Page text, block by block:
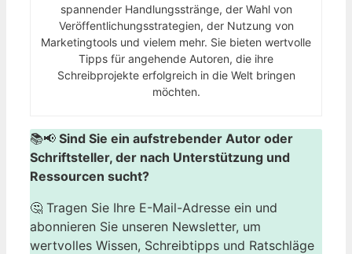
spannender Handlungsstränge, der Wahl von
Veröffentlichungsstrategien, der Nutzung von
Marketingtools und vielem mehr. Sie bieten wertvolle
Tipps für angehende Autoren, die ihre
Schreibprojekte erfolgreich in die Welt bringen
möchten.
📚📢 Sind Sie ein aufstrebender Autor oder
Schriftsteller, der nach Unterstützung und
Ressourcen sucht?
🤔 Tragen Sie Ihre E-Mail-Adresse ein und
abonnieren Sie unseren Newsletter, um
wertvolles Wissen, Schreibtipps und Ratschläge